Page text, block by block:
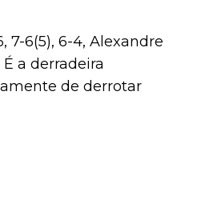
7-6(5), 6-4, Alexandre
a derradeira
de derrotar